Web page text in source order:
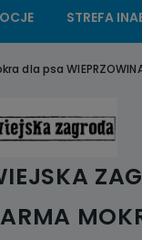
STREFA
dla psa